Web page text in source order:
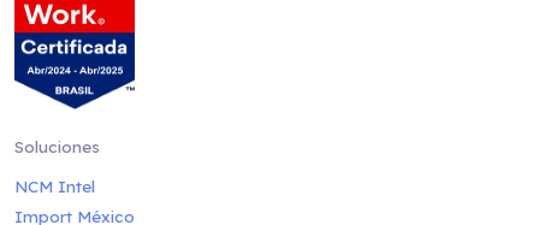
Soluciones
NCM Intel
Import México